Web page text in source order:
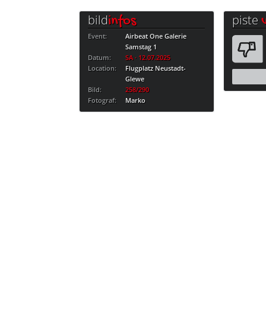
bildinfos
Event:
Airbeat One Galerie
Samstag 1
Datum:
SA · 12.07.2025
Location:
Flugplatz Neustadt-
Glewe
Bild:
258/290
Fotograf:
Marko
piste